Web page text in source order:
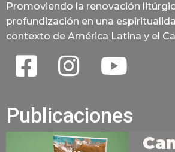
Promoviendo la renovación
profundización en una
contexto de América Latina y el
Publicaciones